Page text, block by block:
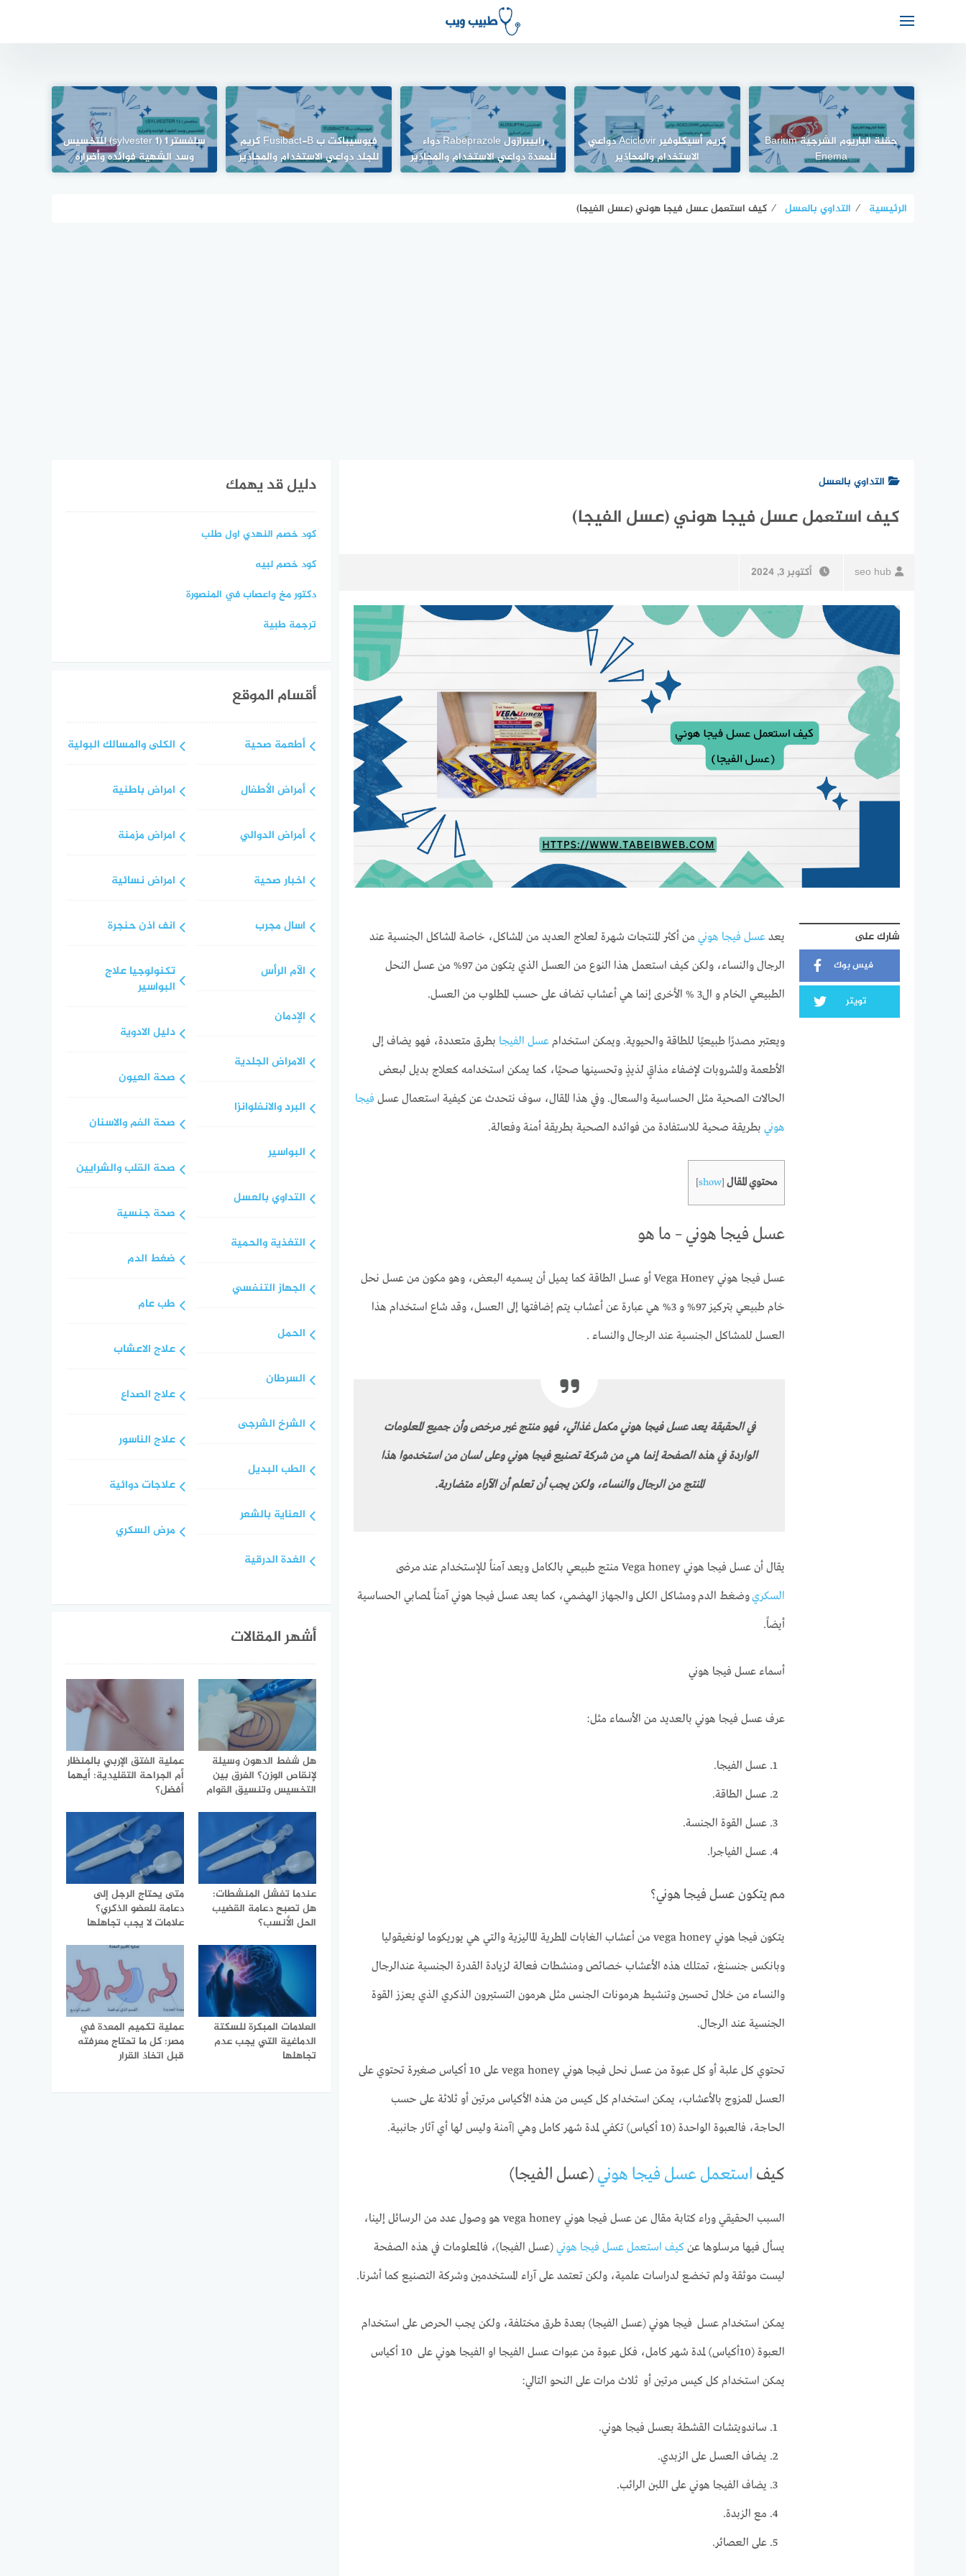
حقنة الباريوم الشرجية Barium
Enema
كريم أسيكلوفير Aciclovir دواعي
الاستخدام والمحاذير
رابيبرازول Rabeprazole دواء
للمعدة دواعي الاستخدام والمحاذير
فيوسيباكت ب Fusibact-B كريم
للجلد دواعي الاستخدام والمحاذير
سلفستر ١ (sylvester 1) للتخسيس
وسد الشهية فوائده وأضراره
الرئيسية ⁄ التداوي بالعسل ⁄ كيف استعمل عسل فيجا هوني (عسل الفيجا)
التداوي بالعسل
كيف استعمل عسل فيجا هوني (عسل الفيجا)
seo hub أكتوبر 3, 2024
شارك على
فيس بوك
تويتر
يعد عسل فيجا هونيمن أكثر المنتجات شهرة لعلاج العديد من المشاكل، خاصة المشاكل الجنسية عند
الرجال والنساء، ولكن كيف استعمل هذا النوع من العسل الذي يتكون من 97% من عسل النحل
الطبيعي الخام و ال3 % الأخرى إنما هي أعشاب تضاف على حسب المطلوب من العسل.
ويعتبر مصدرًا طبيعيًا للطاقة والحيوية. ويمكن استخدام عسل الفيجا بطرق متعددة، فهو يضاف إلى
الأطعمة والمشروبات لإضفاء مذاقٍ لذيذٍ وتحسينها صحيًا، كما يمكن استخدامه كعلاج بديل لبعض
الحالات الصحية مثل الحساسية والسعال. وفي هذا المقال، سوف نتحدث عن كيفية استعمال عسل فيجا
هونيبطريقة صحية للاستفادة من فوائده الصحية بطريقة أمنة وفعالة.
محتوي المقال [
show
]
عسل فيجا هوني – ما هو
عسل فيجا هوني Vega Honey أو عسل الطاقة كما يميل أن يسميه البعض، وهو مكون من عسل نحل
خام طبيعي بتركيز 97% و 3% هي عبارة عن أعشاب يتم إضافتها إلى العسل، وقد شاع استخدام هذا
العسل للمشاكل الجنسية عند الرجال والنساء .
في الحقيقة يعد عسل فيجا هوني مكمل غذائي، فهو منتج غير مرخص وأن جميع المعلومات
الواردة في هذه الصفحة إنما هي من شركة تصنيع فيجا هوني وعلى لسان من استخدموا هذا
المنتج من الرجال والنساء، ولكن يجب أن تعلم أن الآراء متضاربة.
يقال أن عسل فيجا هوني Vega honey منتج طبيعي بالكامل ويعد آمناً للإستخدام عند مرضى
السكريوضغط الدم ومشاكل الكلى والجهاز الهضمي، كما يعد عسل فيجا هوني آمناً لمصابي الحساسية
أيضاً.
أسماء عسل فيجا هوني
عرف عسل فيجا هوني بالعديد من الأسماء مثل:
عسل الفيجا.
عسل الطاقة.
عسل القوة الجنسة.
عسل الفياجرا.
مم يتكون عسل فيجا هوني؟
يتكون فيجا هوني vega honey من أعشاب الغابات المطرية الماليزية والتي هي يوريكوما لونغيقوليا
وبانكس جنسنغ، تمتلك هذه الأعشاب خصائص ومنشطات فعالة لزيادة القدرة الجنسية عندالرجال
والنساء من خلال تحسين وتنشيط هرمونات الجنس مثل هرمون التستيرون الذكري الذي يعزز القوة
الجنسية عند الرجال.
تحتوي كل علبة أو كل عبوة من عسل نحل فيجا هوني vega honey على 10 أكياس صغيرة تحتوي على
العسل الممزوج بالأعشاب، يمكن استخدام كل كيس من هذه الأكياس مرتين أو ثلاثة على حسب
الحاجة، فالعبوة الواحدة (10 أكياس) تكفي لمدة شهر كامل وهي |آمنة وليس لها أي آثار جانبية.
كيف استعمل عسل فيجا هوني (عسل الفيجا)
السبب الحقيقي وراء كتابة مقال عن عسل فيجا هوني vega honey هو وصول عدد من الرسائل إلينا،
يسأل فيها مرسلوها عن كيف استعمل عسل فيجا هوني(عسل الفيجا)، فالمعلومات في هذه الصفحة
ليست موثقة ولم تخضع لدراسات علمية، ولكن تعتمد على آراء المستخدمين وشركة التصنيع كما أشرنا.
يمكن استخدام عسل فيجا هوني (عسل الفيجا) بعدة طرق مختلفة، ولكن يجب الحرص على استخدام
العبوة (10أكياس) لمدة شهر كامل، فكل عبوة من عبوات عسل الفيجا او الفيجا هوني على 10 أكياس
يمكن استخدام كل كيس مرتين أو ثلاث مرات على النحو التالي:
ساندويتشات القشطة بعسل فيجا هوني.
يضاف العسل على الزبدي.
يضاف الفيجا هوني على اللبن الرائب.
مع الزبدة.
على العصائر.
دليل قد يهمك
كود خصم النهدي اول طلب
كود خصم لبيه
دكتور مخ واعصاب في المنصورة
ترجمة طبية
أقسام الموقع
أطعمة صحية
أمراض الأطفال
أمراض الدوالي
اخبار صحية
اسال مجرب
الآم الرأس
الإدمان
الامراض الجلدية
البرد والانفلوانزا
البواسير
التداوي بالعسل
التغذية والحمية
الجهاز التنفسي
الحمل
السرطان
الشرخ الشرجى
الطب البديل
العناية بالشعر
الغدة الدرقية
الكلى والمسالك البولية
امراض باطنية
امراض مزمنة
امراض نسائية
انف اذن حنجرة
تكنولوجيا علاج
البواسير
دليل الادوية
صحة العيون
صحة الفم والاسنان
صحة القلب والشرايين
صحة جنسية
ضغط الدم
طب عام
علاج الاعشاب
علاج الصداع
علاج الناسور
علاجات دوائية
مرض السكري
أشهر المقالات
هل شفط الدهون وسيلة
لإنقاص الوزن؟ الفرق بين
التخسيس وتنسيق القوام
عملية الفتق الإربي بالمنظار
أم الجراحة التقليدية: أيهما
أفضل؟
عندما تفشل المنشطات:
هل تصبح دعامة القضيب
الحل الأنسب؟
متى يحتاج الرجل إلى
دعامة للعضو الذكري؟
علامات لا يجب تجاهلها
العلامات المبكرة للسكتة
الدماغية التي يجب عدم
تجاهلها
عملية تكميم المعدة في
مصر: كل ما تحتاج معرفته
قبل اتخاذ القرار